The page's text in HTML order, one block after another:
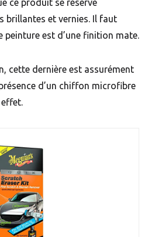
ce produit se réserve
brillantes et vernies. Il faut
peinture est d’une finition mate.
cette dernière est assurément
d’un chiffon microfibre